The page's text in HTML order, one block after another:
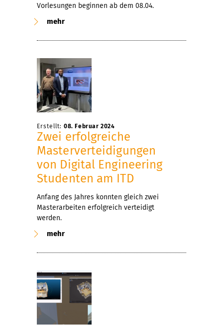
Vorlesungen beginnen ab dem 08.04.
mehr
Erstellt: 08. Februar 2024
Zwei erfolgreiche
Masterverteidigungen
von Digital Engineering
Studenten am ITD
Anfang des Jahres konnten gleich zwei
Masterarbeiten erfolgreich verteidigt
werden.
mehr